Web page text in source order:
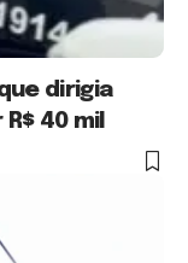
dirigia
40 mil